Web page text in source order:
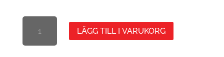
CLAWS
MÄNGD
LÄGG TILL I VARUKORG